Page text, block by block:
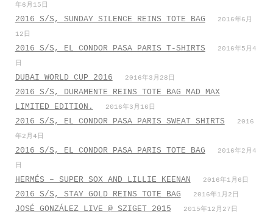
年6月15日
2016 S/S, SUNDAY SILENCE REINS TOTE BAG
2016年6月
12日
2016 S/S, EL CONDOR PASA PARIS T-SHIRTS
2016年5月4
日
DUBAI WORLD CUP 2016 2016年3月28日
2016 S/S, DURAMENTE REINS TOTE BAG MAD MAX
LIMITED EDITION.
2016年3月16日
2016 S/S, EL CONDOR PASA PARIS SWEAT SHIRTS
2016
年2月4日
2016 S/S, EL CONDOR PASA PARIS TOTE BAG
2016年2月4
日
HERMÉS – SUPER SOX AND LILLIE KEENAN 2016年1月6日
2016 S/S, STAY GOLD REINS TOTE BAG 2016年1月2日
JOSÉ GONZÁLEZ LIVE @ SZIGET 2015 2015年12月27日